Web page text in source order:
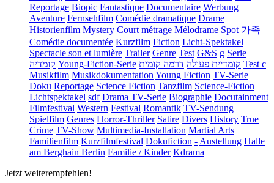
Reportage Biopic Fantastique Documentaire Werbung
Aventure Fernsehfilm Comédie dramatique Drame
Historienfilm Mystery Court métrage Mélodrame Spot 가족
Comédie documentée Kurzfilm Fiction Licht-Spektakel
Spectacle son et lumière Trailer Genre Test G&S g Serie
קומדיה Young-Fiction-Serie קומדיית פעולה דרמה קומית
Test c
Musikfilm MusikdokumentationYoung Fiction TV-Serie
Doku Reportage Science Fiction Tanzfilm Science-Fiction
Lichtspektakel sdf Drama TV-Serie Biographie Docutainment
Filmfestival Western Festival Romantik TV-Sendung
Spielfilm Genres Horror-Thriller Satire Divers History True
Crime TV-Show Multimedia-Installation Martial Arts
Familienfilm Kurzfilmfestival Dokufiction -Austellung Halle
am Berghain Berlin Familie / Kinder Kdrama
Jetzt weiterempfehlen!